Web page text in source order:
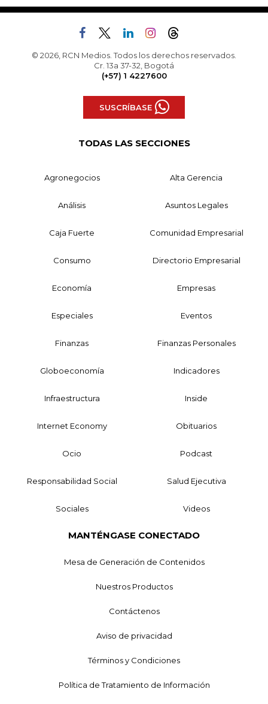
© 2026, RCN Medios. Todos los derechos reservados.
Cr. 13a 37-32, Bogotá
(+57) 1 4227600
SUSCRÍBASE
TODAS LAS SECCIONES
Agronegocios Alta Gerencia
Análisis Asuntos Legales
Caja Fuerte Comunidad Empresarial
Consumo Directorio Empresarial
Economía Empresas
Especiales Eventos
Finanzas Finanzas Personales
Globoeconomía Indicadores
Infraestructura Inside
Internet Economy Obituarios
Ocio Podcast
Responsabilidad Social Salud Ejecutiva
Sociales Videos
MANTÉNGASE CONECTADO
Mesa de Generación de Contenidos
Nuestros Productos
Contáctenos
Aviso de privacidad
Términos y Condiciones
Política de Tratamiento de Información